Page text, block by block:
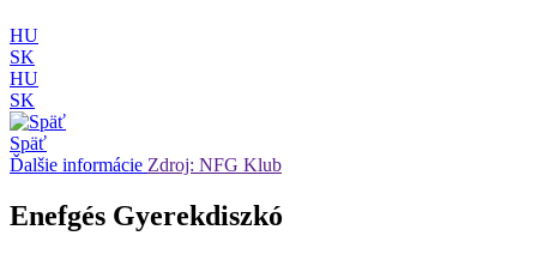
HU
SK
HU
SK
Späť
Ďalšie informácie Zdroj: NFG Klub
Enefgés Gyerekdiszkó